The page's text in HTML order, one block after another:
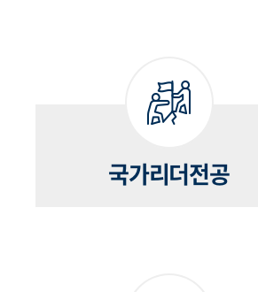
국가리더전공